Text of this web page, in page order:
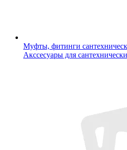
Муфты, фитинги
Акссесуары для